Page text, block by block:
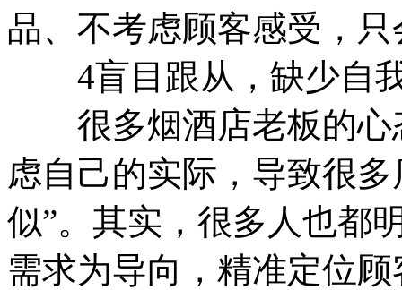
品、不考虑顾客感受，
4盲目跟从，缺少自
很多烟酒店老板的心
虑自己的实际，导致很
似”。其实，很多人也都
需求为导向，精准定位